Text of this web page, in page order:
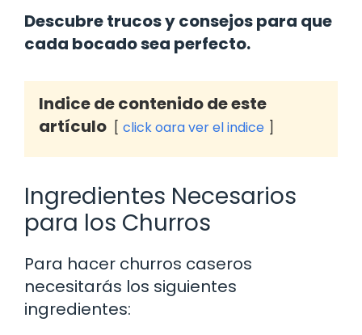
Descubre trucos y consejos para que
cada bocado sea perfecto.
Indice de contenido de este
artículo
click oara ver el indice
Ingredientes Necesarios
para los Churros
Para hacer churros caseros
necesitarás los siguientes
ingredientes: